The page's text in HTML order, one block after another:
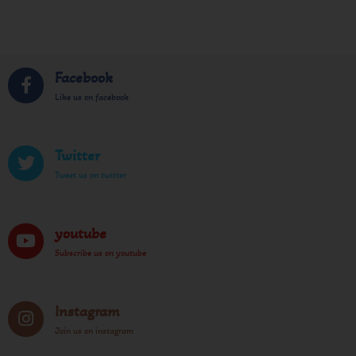
Facebook
Like us on facebook
Twitter
Tweet us on twitter
youtube
Subscribe us on youtube
Instagram
Join us on instagram